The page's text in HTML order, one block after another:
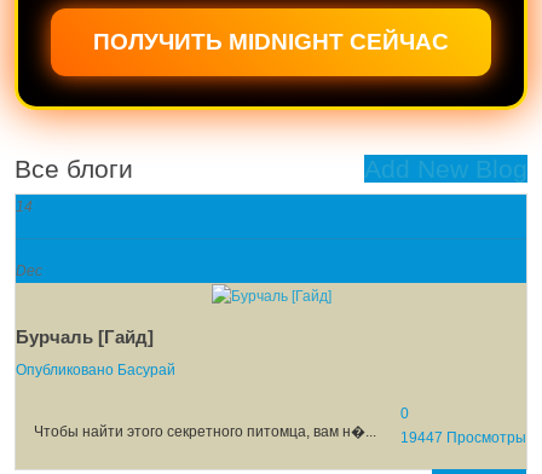
ПОЛУЧИТЬ MIDNIGHT СЕЙЧАС
Все блоги Add New Blog
14
Dec
Бурчаль [Гайд]
Опубликовано Басурай
0
19447 Просмотры
Чтобы найти этого секретного питомца, вам н�...